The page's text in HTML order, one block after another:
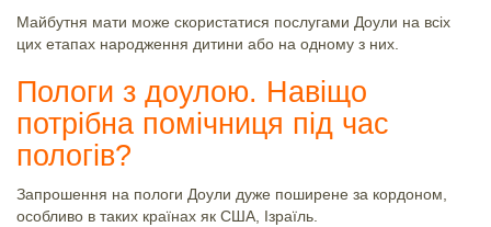
Майбутня мати може скористатися послугами Доули на всіх
цих етапах народження дитини або на одному з них.
Пологи з доулою. Навіщо
потрібна помічниця під час
пологів?
Запрошення на пологи Доули дуже поширене за кордоном,
особливо в таких країнах як США, Ізраїль.